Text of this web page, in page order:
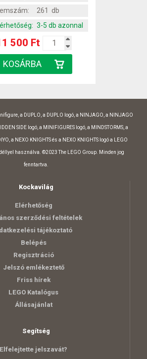
261 db
3-5 db azonnal
500 Ft
a DUPLO, a DUPLO logó, a NINJAGO, a NINJAGO
SIDE logó, a MINIFIGURES logó, a MINDSTORMS, a
a NEXO KNIGHTS és a NEXO KNIGHTS logó a LEGO
használva. ©2023 The LEGO Group. Minden jog
fenntartva.
Kockavilág
Elérhetőség
szerződési feltételek
tájékoztató
Belépés
Regisztráció
Jelszó emlékeztető
Friss hírek
LEGO Katalógus
Állásajánlat
Segítség
Elfelejtette jelszavát?